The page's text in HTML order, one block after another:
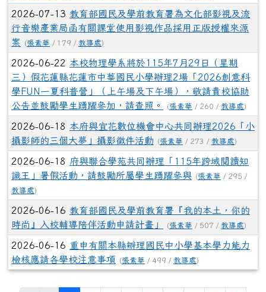
2026-07-13 教育部國民及學前教育署為文化部影視及流
行音樂產業局函有關課堂使用影視作品採用正版授權來源
案
(張素華 / 179 / 教導處)
2026-06-22 本校物理學系將於115年7月29日（星期
三）假花蓮縣花蓮市中華國民小學辦理2場「2026創意科
學FUN一夏科普營」（上午場及下午場），敬請貴校協助
公告並鼓勵學生踴躍參加，請查照。
(張素華 / 260 / 教導處)
2026-06-18 本府與宜花數位機會中心共同辦理2026「小
攝影師的三個大夢」攝影徵件活動
(張素華 / 273 / 教導處)
2026-06-18
府與聯合學苑共同辦理「115年跨域閱讀知
識王」暑假活動，請鼓勵所屬學生踴躍參與 (張素華 / 295 /
教導處)
2026-06-16 教育部國民及學前教育署『我的本土，你的
時尚』入校輔導陪伴活動申請計畫」
(張素華 / 507 / 教導處)
2026-06-16 重申有關本縣辧理國民中小學基本學力能力
檢核應請各學校注意事項
(張素華 / 499 / 教導處)